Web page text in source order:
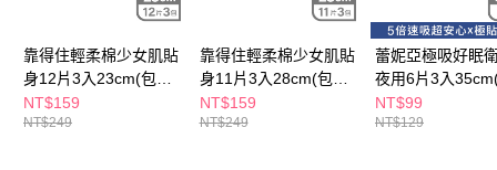
２．關於個人資料處理事宜，請瀏覽以下網址：
３．未成年的使用者請事先徵得法定代理人或監護人之同意方可使用
「AFTEE先享後付」，若未經同意申辦者引起之損失，本公司不負相關責
任。
４．使用「AFTEE先享後付」時，將依據個別帳號之用戶狀況，依本公司即
時審查核予不同之上限額度；若仍有額度不足之情形，本公司將視審查結果
每筆NT$65，滿NT$490(含以上)免運費
宅配(本島)
每筆NT$100，滿NT$790(含以上)免運費
付款後寶雅門市自取(由倉庫統一出貨)
靠得住輕柔棉少女肌貼
身12片3入23cm(包裝
隨機出貨)
NT$159
NT$249
靠得住輕柔棉少女肌貼
身11片3入28cm(包裝
隨機出貨)
NT$159
NT$249
蕾妮亞極吸好眠
夜用6片3入
隨機出貨)
NT$99
NT$129